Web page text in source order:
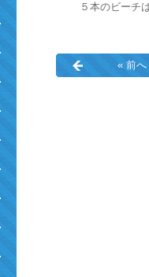
５本のビーチ
« 前へ